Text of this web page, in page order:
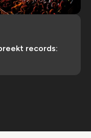
records: